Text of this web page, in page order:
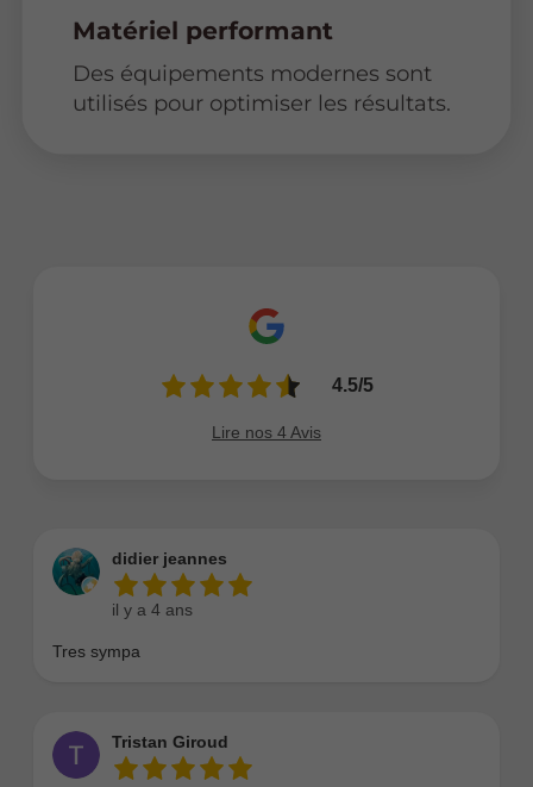
Matériel performant
Des équipements modernes sont
utilisés pour optimiser les résultats.